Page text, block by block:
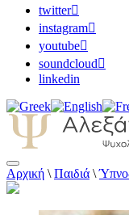
twitter
instagram
youtube
soundcloud
linkedin
Αλεξάνδρα
Αρχική \ Παιδιά \